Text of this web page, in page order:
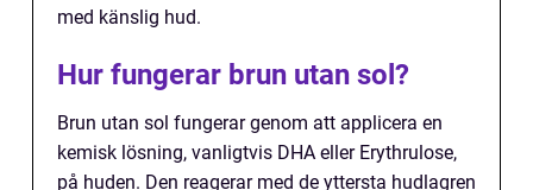
med känslig hud.
Hur fungerar brun utan sol?
Brun utan sol fungerar genom att applicera en
kemisk lösning, vanligtvis DHA eller Erythrulose,
på huden. Den reagerar med de yttersta hudlagren